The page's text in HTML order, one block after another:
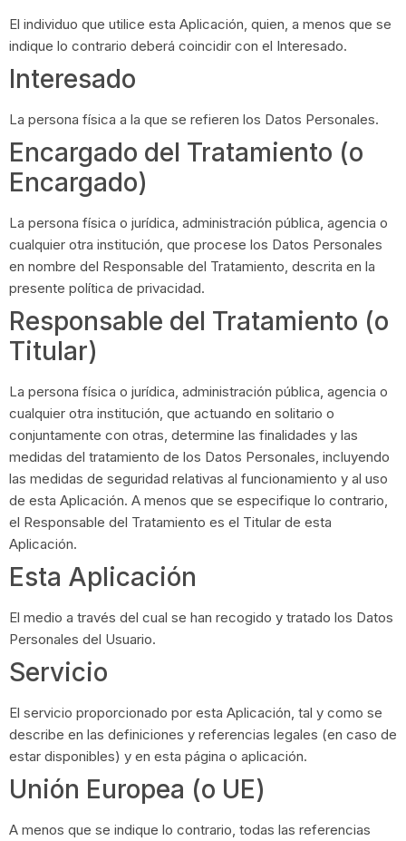
El individuo que utilice esta Aplicación, quien, a menos que se
indique lo contrario deberá coincidir con el Interesado.
Interesado
La persona física a la que se refieren los Datos Personales.
Encargado del Tratamiento (o
Encargado)
La persona física o jurídica, administración pública, agencia o
cualquier otra institución, que procese los Datos Personales
en nombre del Responsable del Tratamiento, descrita en la
presente política de privacidad.
Responsable del Tratamiento (o
Titular)
La persona física o jurídica, administración pública, agencia o
cualquier otra institución, que actuando en solitario o
conjuntamente con otras, determine las finalidades y las
medidas del tratamiento de los Datos Personales, incluyendo
las medidas de seguridad relativas al funcionamiento y al uso
de esta Aplicación. A menos que se especifique lo contrario,
el Responsable del Tratamiento es el Titular de esta
Aplicación.
Esta Aplicación
El medio a través del cual se han recogido y tratado los Datos
Personales del Usuario.
Servicio
El servicio proporcionado por esta Aplicación, tal y como se
describe en las definiciones y referencias legales (en caso de
estar disponibles) y en esta página o aplicación.
Unión Europea (o UE)
A menos que se indique lo contrario, todas las referencias